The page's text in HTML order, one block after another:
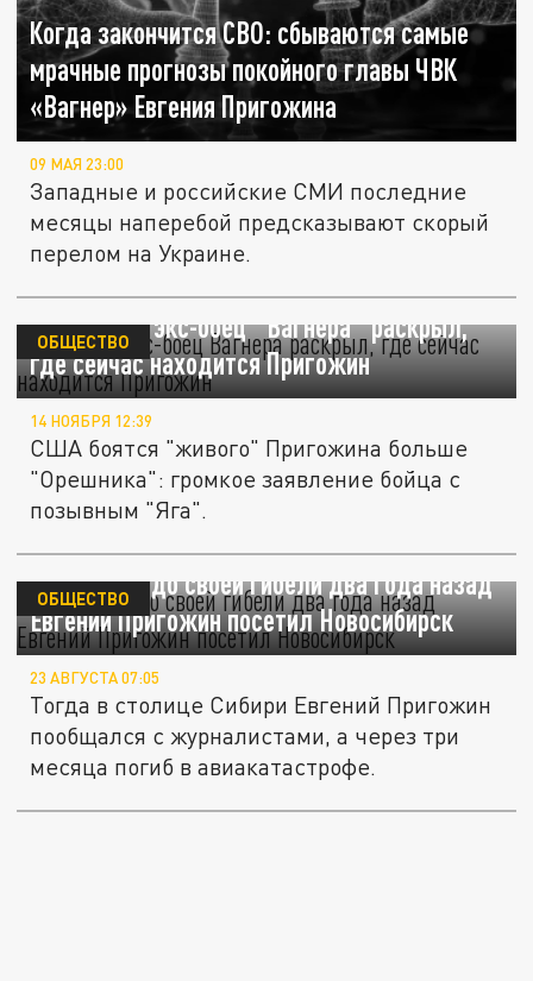
Когда закончится СВО: сбываются самые
мрачные прогнозы покойного главы ЧВК
«Вагнер» Евгения Пригожина
09 МАЯ 23:00
Западные и российские СМИ последние
месяцы наперебой предсказывают скорый
перелом на Украине.
"Он жив!": экс-боец "Вагнера" раскрыл,
где сейчас находится Пригожин
ОБЩЕСТВО
14 НОЯБРЯ 12:39
США боятся "живого" Пригожина больше
"Орешника": громкое заявление бойца с
позывным "Яга".
Незадолго до своей гибели два года назад
Евгений Пригожин посетил Новосибирск
ОБЩЕСТВО
23 АВГУСТА 07:05
Тогда в столице Сибири Евгений Пригожин
пообщался с журналистами, а через три
месяца погиб в авиакатастрофе.